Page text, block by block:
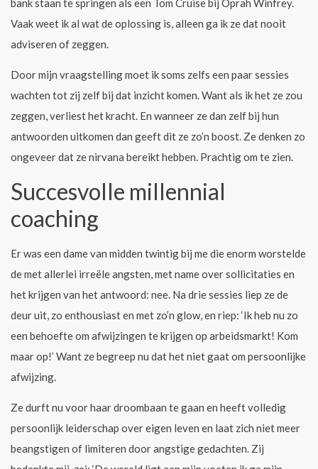
bank staan te springen als een Tom Cruise bij Oprah Winfrey.
Vaak weet ik al wat de oplossing is, alleen ga ik ze dat nooit
adviseren of zeggen.
Door mijn vraagstelling moet ik soms zelfs een paar sessies
wachten tot zij zelf bij dat inzicht komen. Want als ik het ze zou
zeggen, verliest het kracht. En wanneer ze dan zelf bij hun
antwoorden uitkomen dan geeft dit ze zo’n boost. Ze denken zo
ongeveer dat ze nirvana bereikt hebben. Prachtig om te zien.
Succesvolle millennial
coaching
Er was een dame van midden twintig bij me die enorm worstelde
de met allerlei irreële angsten, met name over sollicitaties en
het krijgen van het antwoord: nee. Na drie sessies liep ze de
deur uit, zo enthousiast en met zo’n glow, en riep: ‘Ik heb nu zo
een behoefte om afwijzingen te krijgen op arbeidsmarkt! Kom
maar op!’ Want ze begreep nu dat het niet gaat om persoonlijke
afwijzing.
Ze durft nu voor haar droombaan te gaan en heeft volledig
persoonlijk leiderschap over eigen leven en laat zich niet meer
beangstigen of limiteren door angstige gedachten. Zij